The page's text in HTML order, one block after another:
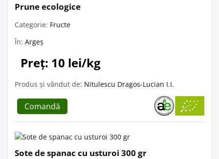
Prune ecologice
Categorie: Fructe
În: Argeș
Preț: 10 lei/kg
Produs și vândut de: Nitulescu Dragos-Lucian I.I.
Comandă
Sote de spanac cu usturoi 300 gr